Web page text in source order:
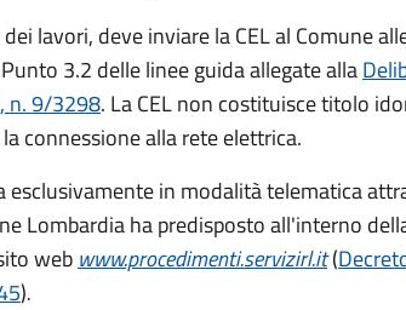
lavori, deve inviare la CEL al Comune
3.2 delle linee guida allegate alla
n. 9/3298. La CEL non costituisce titolo
connessione alla rete elettrica.
esclusivamente in modalità telematica
Lombardia ha predisposto all'interno
web www.procedimenti.servizirl.it(
).